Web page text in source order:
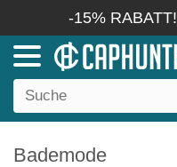
-15% RABATT!
Bademode